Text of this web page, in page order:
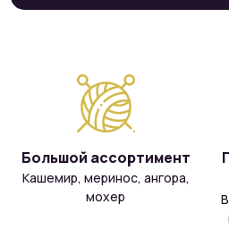
Большой ассортимент
Кашемир, меринос, ангора,
мохер